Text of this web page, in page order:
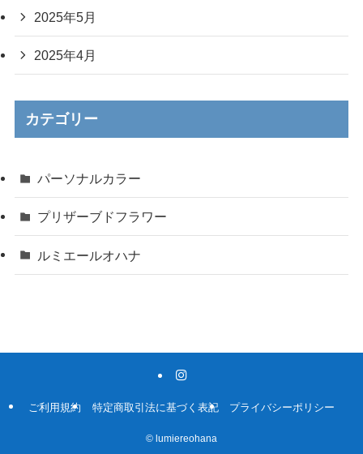
2025年5月
2025年4月
カテゴリー
パーソナルカラー
プリザーブドフラワー
ルミエールオハナ
ご利用規約 特定商取引法に基づく表記 プライバシーポリシー
© lumiereohana